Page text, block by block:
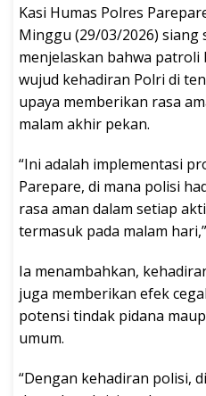
Kasi Humas Polres
Minggu (29/03/2026) siang
menjelaskan bahwa
wujud kehadiran Polri di
upaya memberikan rasa
malam akhir pekan.
“Ini adalah implementasi
Parepare, di mana polisi
rasa aman dalam setiap
termasuk pada malam
Ia menambahkan,
juga memberikan efek
potensi tindak pidana
umum.
“Dengan kehadiran polisi,